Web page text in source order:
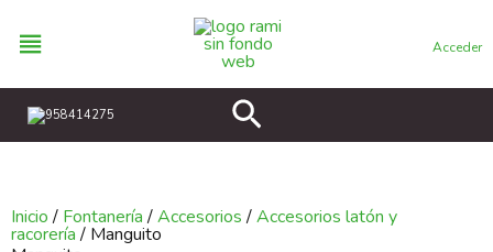
Acceder
958414275 Buscar
Inicio/ Fontanería/Accesorios/Accesorios latón y
racorería/ Manguito